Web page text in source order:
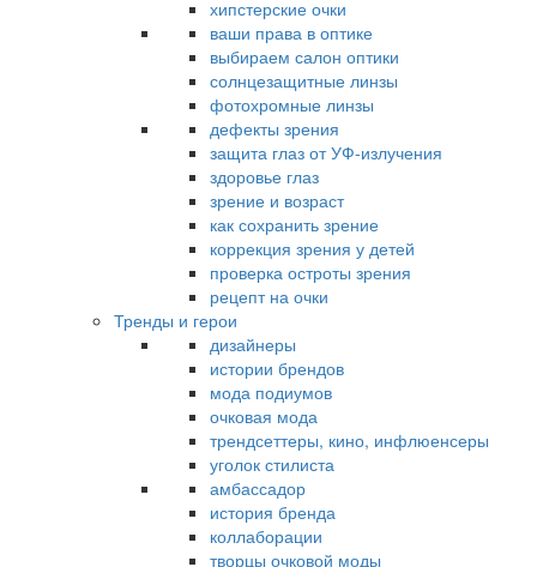
хипстерские очки
ваши права в оптике
выбираем салон оптики
солнцезащитные линзы
фотохромные линзы
дефекты зрения
защита глаз от УФ-излучения
здоровье глаз
зрение и возраст
как сохранить зрение
коррекция зрения у детей
проверка остроты зрения
рецепт на очки
Тренды и герои
дизайнеры
истории брендов
мода подиумов
очковая мода
трендсеттеры, кино, инфлюенсеры
уголок стилиста
амбассадор
история бренда
коллаборации
творцы очковой моды